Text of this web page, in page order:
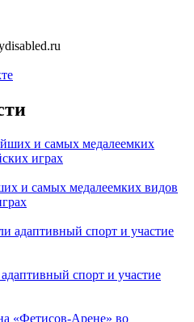
и самых медалеемких видов
спорт и участие